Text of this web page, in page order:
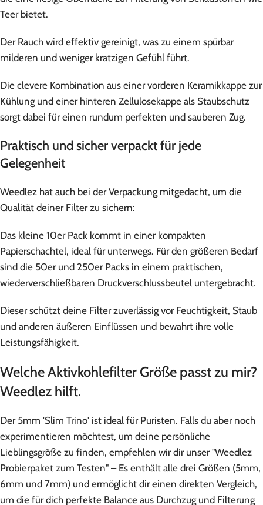
Teer bietet.
Der Rauch wird effektiv gereinigt, was zu einem spürbar
milderen und weniger kratzigen Gefühl führt.
Die clevere Kombination aus einer vorderen Keramikkappe zur
Kühlung und einer hinteren Zellulosekappe als Staubschutz
sorgt dabei für einen rundum perfekten und sauberen Zug.
Praktisch und sicher verpackt für jede
Gelegenheit
Weedlez hat auch bei der Verpackung mitgedacht, um die
Qualität deiner Filter zu sichern:
Das kleine 10er Pack kommt in einer kompakten
Papierschachtel, ideal für unterwegs. Für den größeren Bedarf
sind die 50er und 250er Packs in einem praktischen,
wiederverschließbaren Druckverschlussbeutel untergebracht.
Dieser schützt deine Filter zuverlässig vor Feuchtigkeit, Staub
und anderen äußeren Einflüssen und bewahrt ihre volle
Leistungsfähigkeit.
Welche Aktivkohlefilter Größe passt zu mir?
Weedlez hilft.
Der 5mm 'Slim Trino' ist ideal für Puristen. Falls du aber noch
experimentieren möchtest, um deine persönliche
Lieblingsgröße zu finden, empfehlen wir dir unser "Weedlez
Probierpaket zum Testen" – Es enthält alle drei Größen (5mm,
6mm und 7mm) und ermöglicht dir einen direkten Vergleich,
um die für dich perfekte Balance aus Durchzug und Filterung